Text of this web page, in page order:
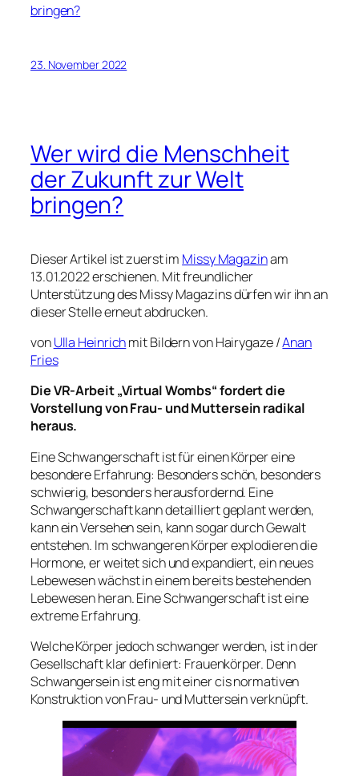
bringen?
23. November 2022
Wer wird die Menschheit
der Zukunft zur Welt
bringen?
Dieser Artikel ist zuerst im Missy Magazinam
13.01.2022 erschienen. Mit freundlicher
Unterstützung des Missy Magazins dürfen wir ihn an
dieser Stelle erneut abdrucken.
vonUlla Heinrichmit Bildern von Hairygaze /Anan
Fries
Die VR-Arbeit „Virtual Wombs“ fordert die
Vorstellung von Frau- und Muttersein radikal
heraus.
Eine Schwangerschaft ist für einen Körper eine
besondere Erfahrung: Besonders schön, besonders
schwierig, besonders herausfordernd. Eine
Schwangerschaft kann detailliert geplant werden,
kann ein Versehen sein, kann sogar durch Gewalt
entstehen. Im schwangeren Körper explodieren die
Hormone, er weitet sich und expandiert, ein neues
Lebewesen wächst in einem bereits bestehenden
Lebewesen heran. Eine Schwangerschaft ist eine
extreme Erfahrung.
Welche Körper jedoch schwanger werden, ist in der
Gesellschaft klar definiert: Frauenkörper. Denn
Schwangersein ist eng mit einer cis normativen
Konstruktion von Frau- und Muttersein verknüpft.